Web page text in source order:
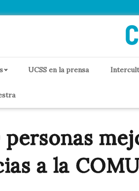
UCSS en la prensa
personas
a la